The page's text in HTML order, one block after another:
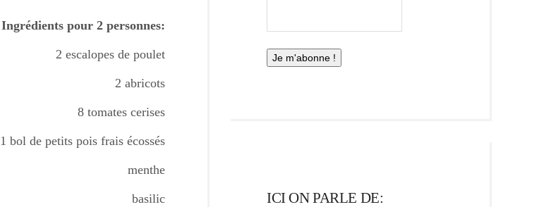
Ingrédients pour 2 personnes:
2 escalopes de poulet
2 abricots
8 tomates cerises
1 bol de petits pois frais écossés
menthe
basilic ICI ON PARLE DE: